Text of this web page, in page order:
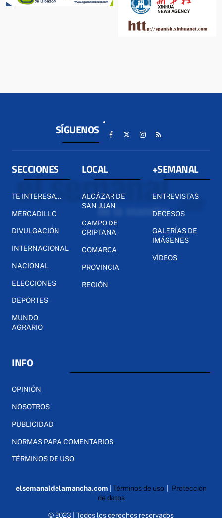
SÍGUENOS
SECCIONES
TE INTERESA...
MERCADILLO
DIVULGACIÓN
INTERNACIONAL
NACIONAL
ELECCIONES
DEPORTES
MUNDO
AGRARIO
LOCAL
ALCÁZAR DE
SAN JUAN
CAMPO DE
CRIPTANA
COMARCA
PROVINCIA
REGIÓN
+SEMANAL
ENTREVISTAS
DECESOS
GALERÍAS DE
IMÁGENES
VÍDEOS
INFO
OPINIÓN
NOSOTROS
PUBLICIDAD
NORMAS PARA COMENTARIOS
TÉRMINOS DE USO
elsemanaldelamancha.com Términos de uso| Protección
de datos
© 2023 | Todos los derechos reservados